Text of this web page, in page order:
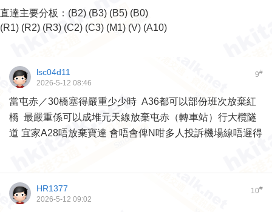
直達主要分板： (B2) (B3) (B5) (B0)
(R1) (R2) (R3) (C2) (C3) (M1) (V) (A10)
9#
lsc04d11
2026-5-12 08:46
當屯赤／30橋塞得嚴重少少時 A36都可以部份班次放棄紅
橋 最嚴重係可以成堆元天線放棄屯赤（轉車站）行大欖隧
道 宜家A28唔放棄寶達 會唔會俾N咁多人投訴機場線唔遲得
10#
HR1377
2026-5-12 09:02